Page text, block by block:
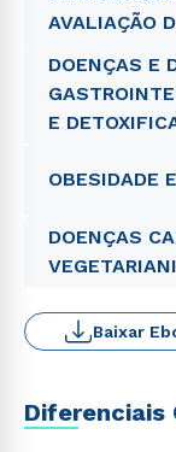
AVALIAÇÃO
DOENÇAS E
E
OBESIDADE
DOENÇAS
Baixar
Diferenciais